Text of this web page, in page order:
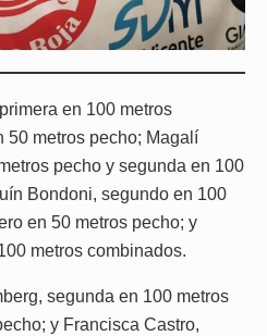
en 100 metros
50 metros pecho; Magalí
pecho y segunda en 100
Bondoni, segundo en 100
en 50 metros pecho; y
metros combinados.
segunda en 100 metros
y Francisca Castro,